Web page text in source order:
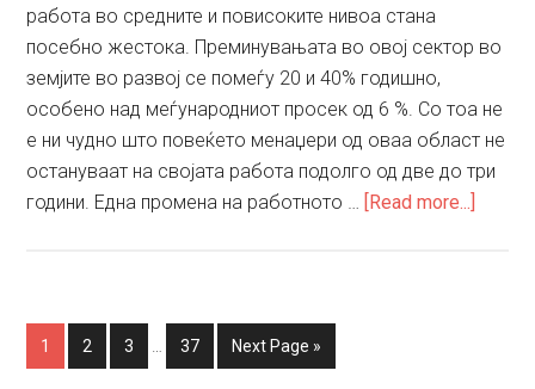
работа во средните и повисоките нивоа стана
посебно жестока. Преминувањата во овој сектор во
земјите во развој се помеѓу 20 и 40% годишно,
особено над меѓународниот просек од 6 %. Со тоа не
е ни чудно што повеќето менаџери од оваа област не
остануваат на својата работа подолго од две до три
години. Една промена на работното … [Read more...]
Go
to
1
Go
to
2
Go
to
3
Interim
Go
to
37
Go
to
Next Page »